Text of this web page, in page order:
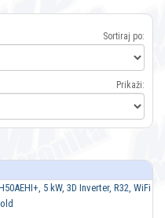
Sortiraj po:
Prikaži: